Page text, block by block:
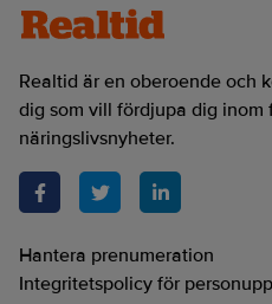
Realtid är en oberoende och
dig som vill fördjupa dig inom
näringslivsnyheter.
Hantera prenumeration
Integritetspolicy för